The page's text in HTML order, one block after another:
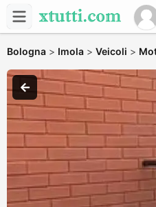
Bologna > Imola > Veicoli >